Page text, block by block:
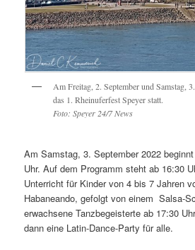
Am Freitag, 2. September und Samstag,
das 1. Rheinuferfest Speyer statt.
Foto: Speyer 24/7 News
Am Samstag, 3. September 2022
Uhr. Auf dem Programm steht ab 16:30
Unterricht für Kinder von 4 bis 7 Jahren
Habaneando, gefolgt von einem Salsa-
erwachsene Tanzbegeisterte ab 17:30
dann eine Latin-Dance-Party für alle.